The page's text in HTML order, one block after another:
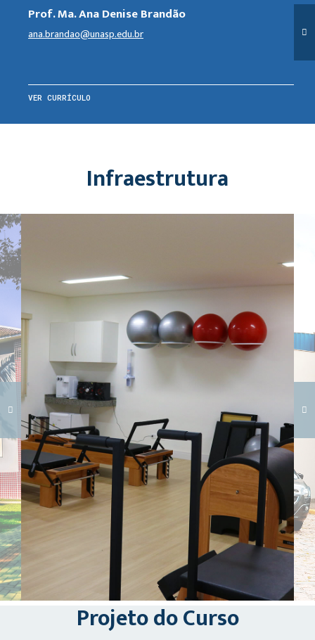
Prof. Ma. Ana Denise Brandão
ana.brandao@unasp.edu.br
VER CURRÍCULO
Infraestrutura
Carregando galeria...
Projeto do Curso